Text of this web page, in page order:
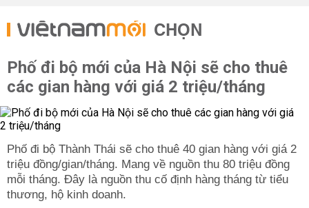
CHỌN
Phố đi bộ mới của Hà Nội sẽ cho thuê
các gian hàng với giá 2 triệu/tháng
Phố đi bộ Thành Thái sẽ cho thuê 40 gian hàng với giá 2
triệu đồng/gian/tháng. Mang về nguồn thu 80 triệu đồng
mỗi tháng. Đây là nguồn thu cố định hàng tháng từ tiểu
thương, hộ kinh doanh.